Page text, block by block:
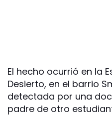
El hecho ocurrió en la
Desierto, en el barrio
detectada por una
padre de otro